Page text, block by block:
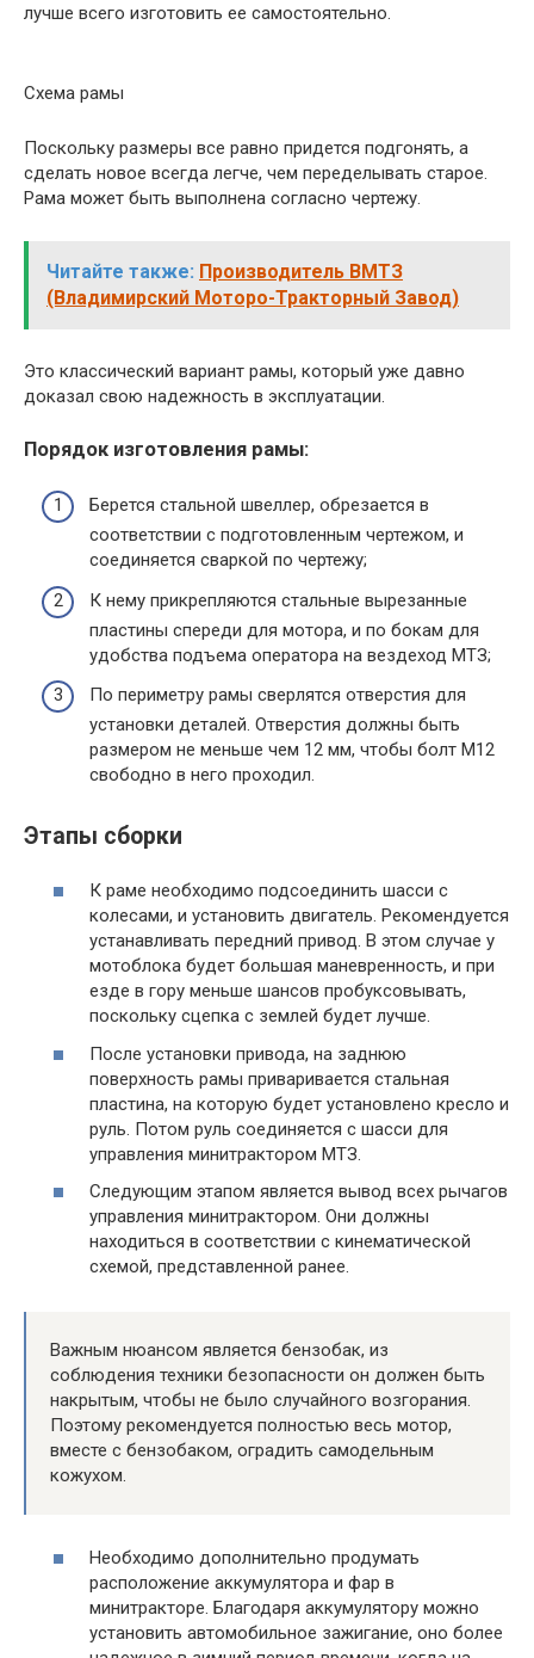
лучше всего изготовить ее самостоятельно.
Схема рамы
Поскольку размеры все равно придется подгонять, а
сделать новое всегда легче, чем переделывать старое.
Рама может быть выполнена согласно чертежу.
Читайте также: Производитель ВМТЗ
(Владимирский Моторо-Тракторный Завод)
Это классический вариант рамы, который уже давно
доказал свою надежность в эксплуатации.
Порядок изготовления рамы:
Берется стальной швеллер, обрезается в
соответствии с подготовленным чертежом, и
соединяется сваркой по чертежу;
К нему прикрепляются стальные вырезанные
пластины спереди для мотора, и по бокам для
удобства подъема оператора на вездеход МТЗ;
По периметру рамы сверлятся отверстия для
установки деталей. Отверстия должны быть
размером не меньше чем 12 мм, чтобы болт М12
свободно в него проходил.
Этапы сборки
К раме необходимо подсоединить шасси с
колесами, и установить двигатель. Рекомендуется
устанавливать передний привод. В этом случае у
мотоблока будет большая маневренность, и при
езде в гору меньше шансов пробуксовывать,
поскольку сцепка с землей будет лучше.
После установки привода, на заднюю
поверхность рамы приваривается стальная
пластина, на которую будет установлено кресло и
руль. Потом руль соединяется с шасси для
управления минитрактором МТЗ.
Следующим этапом является вывод всех рычагов
управления минитрактором. Они должны
находиться в соответствии с кинематической
схемой, представленной ранее.
Важным нюансом является бензобак, из
соблюдения техники безопасности он должен быть
накрытым, чтобы не было случайного возгорания.
Поэтому рекомендуется полностью весь мотор,
вместе с бензобаком, оградить самодельным
кожухом.
Необходимо дополнительно продумать
расположение аккумулятора и фар в
минитракторе. Благодаря аккумулятору можно
установить автомобильное зажигание, оно более